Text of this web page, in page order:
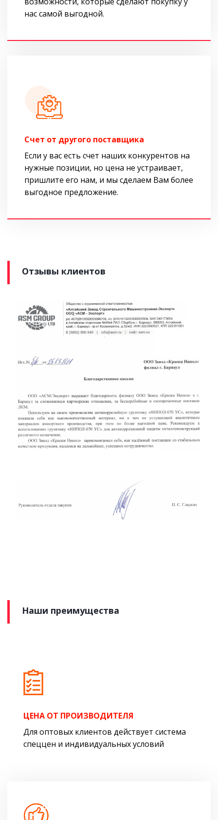
нас самой выгодной.
Cчет от другого поставщика
Если у вас есть счет наших конкурентов на
нужные позиции, но цена не устраивает,
пришлите его нам, и мы сделаем Вам более
выгодное предложение.
Отзывы клиентов
Наши преимущества
ЦЕНА ОТ ПРОИЗВОДИТЕЛЯ
Для оптовых клиентов действует система
спеццен и индивидуальных условий